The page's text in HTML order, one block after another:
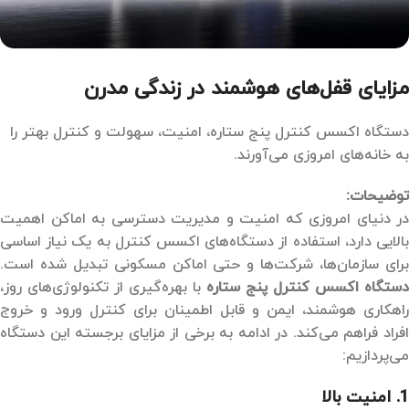
مزایای قفل‌های هوشمند در زندگی مدرن
دستگاه اکسس کنترل پنج ستاره، امنیت، سهولت و کنترل بهتر را
به خانه‌های امروزی می‌آورند.
توضیحات:
در دنیای امروزی که امنیت و مدیریت دسترسی به اماکن اهمیت
بالایی دارد، استفاده از دستگاه‌های اکسس کنترل به یک نیاز اساسی
برای سازمان‌ها، شرکت‌ها و حتی اماکن مسکونی تبدیل شده است.
دستگاه اکسس کنترل پنج ستاره با بهره‌گیری از تکنولوژی‌های روز،
راهکاری هوشمند، ایمن و قابل اطمینان برای کنترل ورود و خروج
افراد فراهم می‌کند. در ادامه به برخی از مزایای برجسته این دستگاه
می‌پردازیم:
1. امنیت بالا